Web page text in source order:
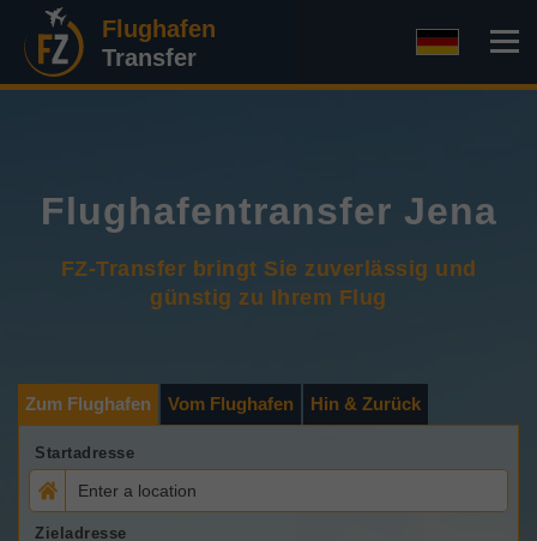
Flughafen
Transfer
Flughafentransfer Jena
FZ-Transfer bringt Sie zuverlässig und
günstig zu Ihrem Flug
Zum Flughafen Vom Flughafen Hin & Zurück
Startadresse
Zieladresse